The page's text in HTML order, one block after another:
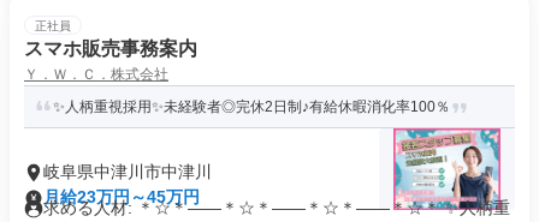
正社員
スマホ販売事務案内
Ｙ．Ｗ．Ｃ．株式会社
✨人柄重視採用✨未経験者◎完休2日制♪有給休暇消化率100％
岐阜県中津川市中津川
月給23万円～45万円
求める人材: ＊☆＊――＊☆＊――＊☆＊――＊☆＊ ✨人柄重